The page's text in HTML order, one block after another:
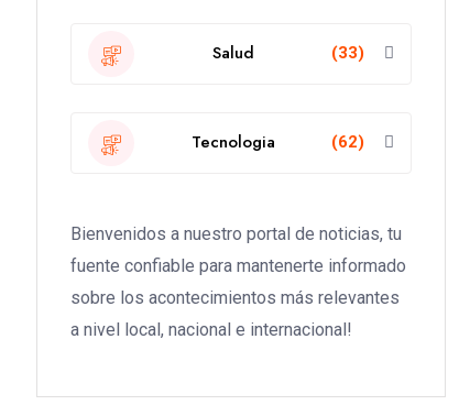
Salud (33)
Tecnologia (62)
Bienvenidos a nuestro portal de noticias, tu
fuente confiable para mantenerte informado
sobre los acontecimientos más relevantes
a nivel local, nacional e internacional!